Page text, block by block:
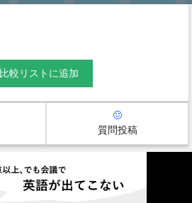
比較リストに追加
質問投稿